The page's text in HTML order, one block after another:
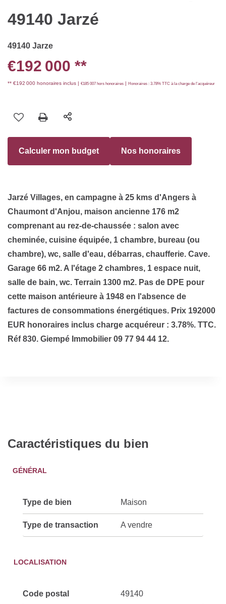
49140 Jarzé
49140 Jarze
€192 000 **
** €192 000 honoraires inclus | €185 007 hors honoraires | Honoraires : 3.78% TTC à la charge de l'acquéreur
Calculer mon budget Nos honoraires
Jarzé Villages, en campagne à 25 kms d'Angers à
Chaumont d'Anjou, maison ancienne 176 m2
comprenant au rez-de-chaussée : salon avec
cheminée, cuisine équipée, 1 chambre, bureau (ou
chambre), wc, salle d'eau, débarras, chaufferie. Cave.
Garage 66 m2. A l'étage 2 chambres, 1 espace nuit,
salle de bain, wc. Terrain 1300 m2. Pas de DPE pour
cette maison antérieure à 1948 en l'absence de
factures de consommations énergétiques. Prix 192000
EUR honoraires inclus charge acquéreur : 3.78%. TTC.
Réf 830. Giempé Immobilier 09 77 94 44 12.
Caractéristiques du bien
GÉNÉRAL
Type de bien Maison
Type de transaction A vendre
LOCALISATION
Code postal 49140